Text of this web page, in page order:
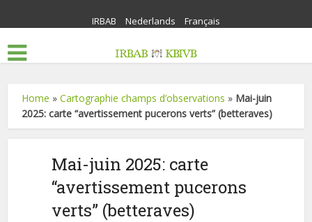
IRBAB Nederlands Français
Home »Cartographie champs d’observations » Mai-juin
2025: carte “avertissement pucerons verts” (betteraves)
Mai-juin 2025: carte
“avertissement pucerons
verts” (betteraves)